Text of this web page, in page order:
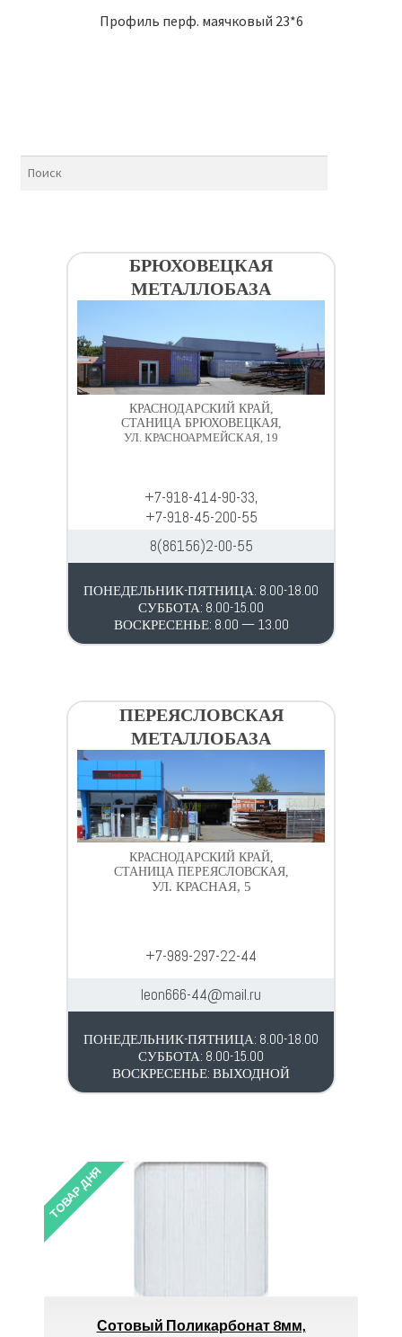
Профиль перф. маячковый 23*6
БРЮХОВЕЦКАЯ
МЕТАЛЛОБАЗА
КРАСНОДАРСКИЙ КРАЙ,
СТАНИЦА БРЮХОВЕЦКАЯ,
УЛ. КРАСНОАРМЕЙСКАЯ, 19
+7-918-414-90-33,
+7-918-45-200-55
8(86156)2-00-55
ПОНЕДЕЛЬНИК-ПЯТНИЦА: 8.00-18.00
СУББОТА: 8.00-15.00
ВОСКРЕСЕНЬЕ: 8.00 — 13.00
ПЕРЕЯСЛОВСКАЯ
МЕТАЛЛОБАЗА
КРАСНОДАРСКИЙ КРАЙ,
СТАНИЦА ПЕРЕЯСЛОВСКАЯ,
УЛ. КРАСНАЯ, 5
+7-989-297-22-44
leon666-44@mail.ru
ПОНЕДЕЛЬНИК-ПЯТНИЦА: 8.00-18.00
СУББОТА: 8.00-15.00
ВОСКРЕСЕНЬЕ: ВЫХОДНОЙ
8мм, Наждачная Бумага